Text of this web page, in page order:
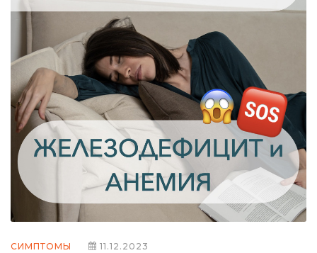
СИМПТОМЫ 11.12.2023